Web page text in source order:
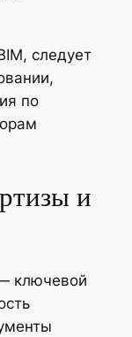
следует
по
и
ключевой